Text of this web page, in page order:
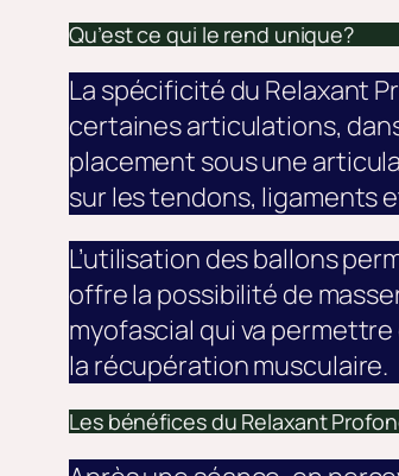
Qu’est ce qui le rend unique?
La spécificité du Relaxant
certaines articulations,
placement sous une
sur les tendons, ligaments
L’utilisation des ballons
offre la possibilité de
myofascial qui va
la récupération musculaire.
Les bénéfices du Relaxant